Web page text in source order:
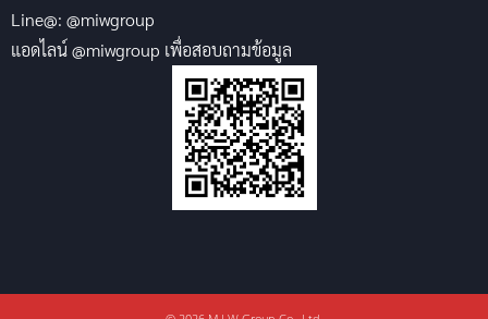
Line@: @miwgroup
แอดไลน์ @miwgroup เพื่อสอบถามข้อมูล